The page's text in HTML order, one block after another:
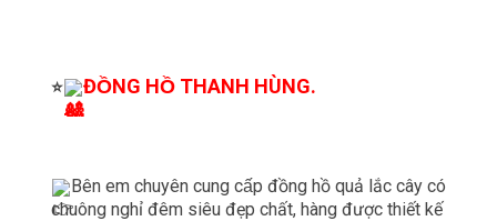
⭐ ĐỒNG HỒ THANH HÙNG.
Bên em chuyên cung cấp đồng hồ quả lắc cây có
chuông nghỉ đêm siêu đẹp chất, hàng được thiết kế